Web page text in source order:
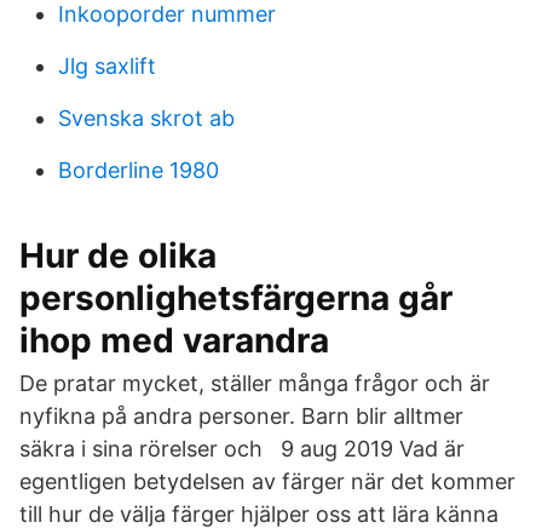
Inkooporder nummer
Jlg saxlift
Svenska skrot ab
Borderline 1980
Hur de olika
personlighetsfärgerna går
ihop med varandra
De pratar mycket, ställer många frågor och är
nyfikna på andra personer. Barn blir alltmer
säkra i sina rörelser och 9 aug 2019 Vad är
egentligen betydelsen av färger när det kommer
till hur de välja färger hjälper oss att lära känna